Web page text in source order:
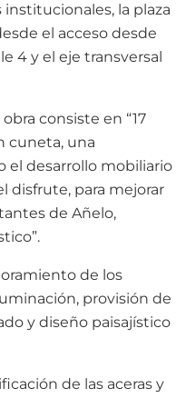
la plaza
el acceso desde
4 y el eje transversal
consiste en “17
cuneta, una
el desarrollo mobiliario
disfrute, para mejorar
de Añelo,
de los
provisión de
y diseño paisajístico
de las aceras y